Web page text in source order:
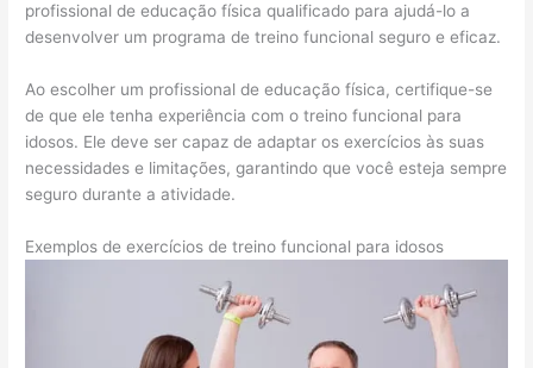
profissional de educação física qualificado para ajudá-lo a
desenvolver um programa de treino funcional seguro e eficaz.
Ao escolher um profissional de educação física, certifique-se
de que ele tenha experiência com o treino funcional para
idosos. Ele deve ser capaz de adaptar os exercícios às suas
necessidades e limitações, garantindo que você esteja sempre
seguro durante a atividade.
Exemplos de exercícios de treino funcional para idosos